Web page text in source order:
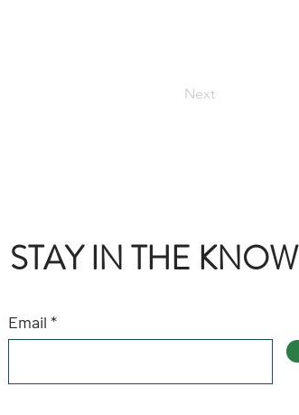
Next
STAY IN THE KNOW
Email